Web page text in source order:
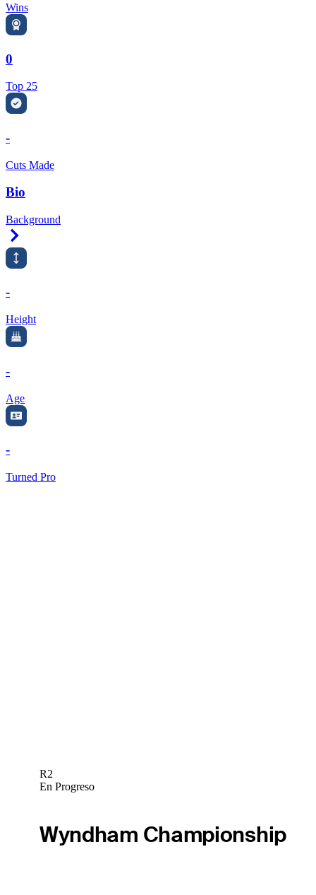
Wins
0
Top 25
-
Cuts Made
Bio
Background
-
Height
-
Age
-
Turned Pro
R2
En Progreso
Wyndham Championship